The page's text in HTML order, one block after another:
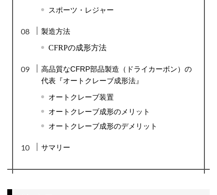
スポーツ・レジャー
製造方法
CFRPの成形方法
高品質なCFRP部品製造（ドライカーボン）の
代表『オートクレーブ成形法』
オートクレーブ装置
オートクレーブ成形のメリット
オートクレーブ成形のデメリット
サマリー